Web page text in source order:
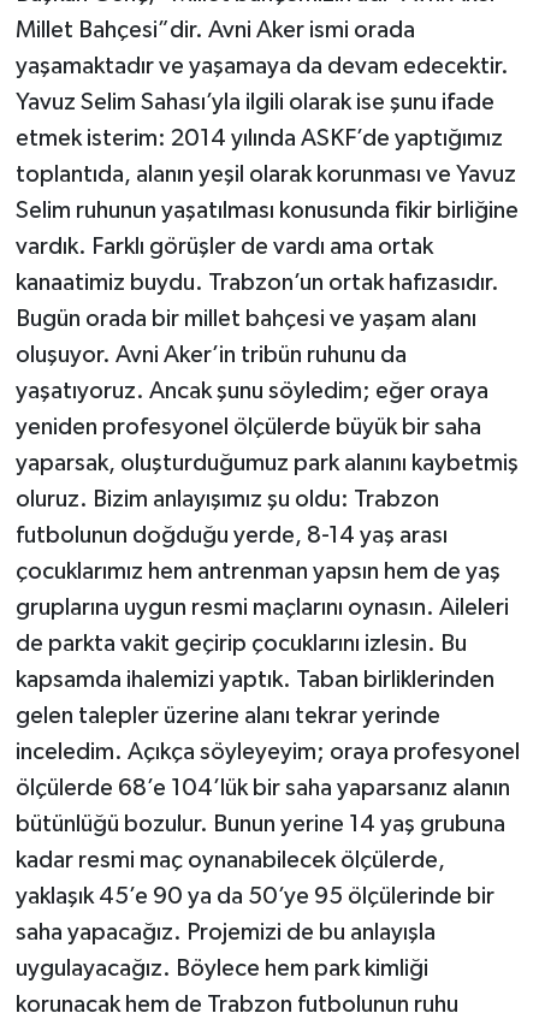
Millet Bahçesi”dir. Avni Aker ismi orada
yaşamaktadır ve yaşamaya da devam edecektir.
Yavuz Selim Sahası’yla ilgili olarak ise şunu ifade
etmek isterim: 2014 yılında ASKF’de yaptığımız
toplantıda, alanın yeşil olarak korunması ve Yavuz
Selim ruhunun yaşatılması konusunda fikir birliğine
vardık. Farklı görüşler de vardı ama ortak
kanaatimiz buydu. Trabzon’un ortak hafızasıdır.
Bugün orada bir millet bahçesi ve yaşam alanı
oluşuyor. Avni Aker’in tribün ruhunu da
yaşatıyoruz. Ancak şunu söyledim; eğer oraya
yeniden profesyonel ölçülerde büyük bir saha
yaparsak, oluşturduğumuz park alanını kaybetmiş
oluruz. Bizim anlayışımız şu oldu: Trabzon
futbolunun doğduğu yerde, 8-14 yaş arası
çocuklarımız hem antrenman yapsın hem de yaş
gruplarına uygun resmi maçlarını oynasın. Aileleri
de parkta vakit geçirip çocuklarını izlesin. Bu
kapsamda ihalemizi yaptık. Taban birliklerinden
gelen talepler üzerine alanı tekrar yerinde
inceledim. Açıkça söyleyeyim; oraya profesyonel
ölçülerde 68’e 104’lük bir saha yaparsanız alanın
bütünlüğü bozulur. Bunun yerine 14 yaş grubuna
kadar resmi maç oynanabilecek ölçülerde,
yaklaşık 45’e 90 ya da 50’ye 95 ölçülerinde bir
saha yapacağız. Projemizi de bu anlayışla
uygulayacağız. Böylece hem park kimliği
korunacak hem de Trabzon futbolunun ruhu